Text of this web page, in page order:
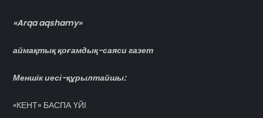
«Arqa aqshamy»
аймақтық қоғамдық-саяси газет
Меншік иесі-құрылтайшы:
«КЕНТ» БАСПА ҮЙІ